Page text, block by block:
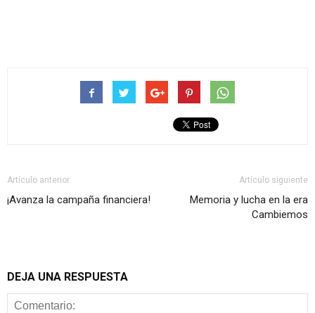
Artículo anterior
¡Avanza la campaña financiera!
Artículo siguiente
Memoria y lucha en la era
Cambiemos
DEJA UNA RESPUESTA